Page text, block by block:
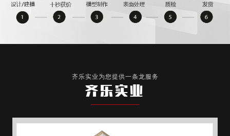
齐乐实业为您提供一条龙服务
齐乐实业